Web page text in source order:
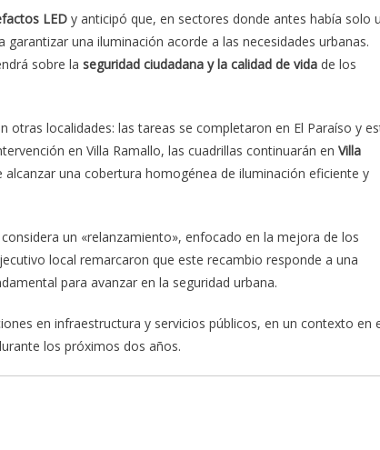
LED y anticipó que, en sectores donde antes había solo
una iluminación acorde a las necesidades urbanas.
sobre la seguridad ciudadana y la calidad de vida de los
localidades: las tareas se completaron en El Paraíso y
en Villa Ramallo, las cuadrillas continuarán en Villa
alcanzar una cobertura homogénea de iluminación eficiente y
un «relanzamiento», enfocado en la mejora de los
local remarcaron que este recambio responde a una
para avanzar en la seguridad urbana.
en infraestructura y servicios públicos, en un contexto en
los próximos dos años.